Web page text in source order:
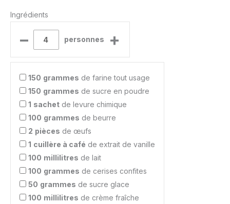
Ingrédients
– personnes +
150 grammes de farine tout usage
150 grammes de sucre en poudre
1 sachet de levure chimique
100 grammes de beurre
2 pièces de œufs
1 cuillère à café de extrait de vanille
100 millilitres de lait
100 grammes de cerises confites
50 grammes de sucre glace
100 millilitres de crème fraîche